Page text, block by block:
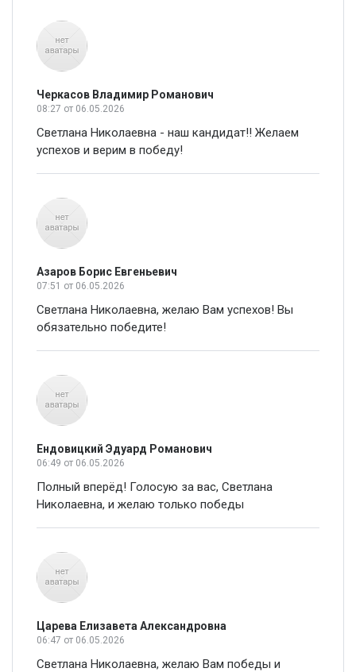
Черкасов Владимир Романович
08:27 от 06.05.2026
Светлана Николаевна - наш кандидат!! Желаем
успехов и верим в победу!
Азаров Борис Евгеньевич
07:51 от 06.05.2026
Светлана Николаевна, желаю Вам успехов! Вы
обязательно победите!
Ендовицкий Эдуард Романович
06:49 от 06.05.2026
Полный вперёд! Голосую за вас, Светлана
Николаевна, и желаю только победы
Царева Елизавета Александровна
06:47 от 06.05.2026
Светлана Николаевна, желаю Вам победы и